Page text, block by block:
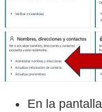
En la